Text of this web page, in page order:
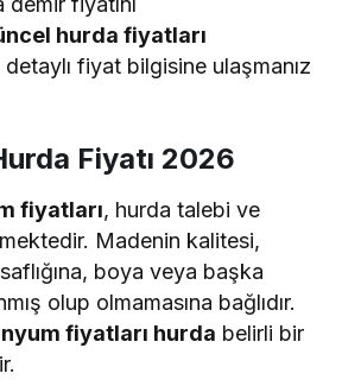
hurda fiyatları
fiyat bilgisine ulaşmanız
Fiyatı 2026
fiyatları, hurda talebi ve
Madenin kalitesi,
boya veya başka
olup olmamasına bağlıdır.
fiyatları hurda belirli bir